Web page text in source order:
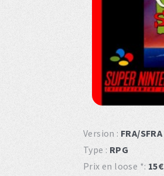
Version : FRA/SFRA
Type : RPG
Prix en loose *: 15€